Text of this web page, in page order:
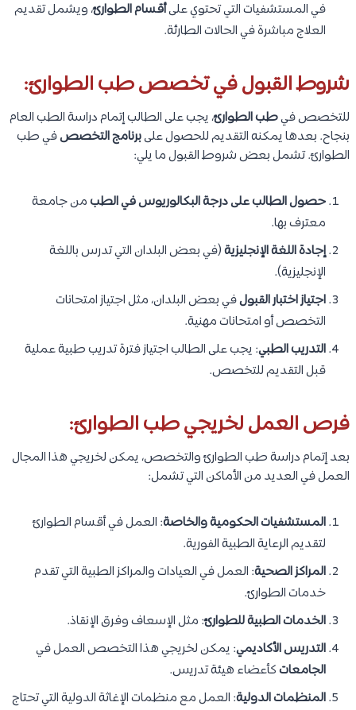
في المستشفيات التي تحتوي علىأقسام الطوارئ، ويشمل تقديم
العلاج مباشرة في الحالات الطارئة.
شروط القبول في تخصص طب الطوارئ:
للتخصص فيطب الطوارئ، يجب على الطالب إتمام دراسة الطب العام
بنجاح. بعدها يمكنه التقديم للحصول علىبرنامج التخصصفي طب
الطوارئ. تشمل بعض شروط القبول ما يلي:
حصول الطالب على درجة البكالوريوس في الطبمن جامعة
معترف بها.
إجادة اللغة الإنجليزية(في بعض البلدان التي تدرس باللغة
الإنجليزية).
اجتياز اختبار القبولفي بعض البلدان، مثل اجتياز امتحانات
التخصص أو امتحانات مهنية.
التدريب الطبي: يجب على الطالب اجتياز فترة تدريب طبية عملية
قبل التقديم للتخصص.
فرص العمل لخريجي طب الطوارئ:
بعد إتمام دراسة طب الطوارئ والتخصص، يمكن لخريجي هذا المجال
العمل في العديد من الأماكن التي تشمل:
المستشفيات الحكومية والخاصة: العمل في أقسام الطوارئ
لتقديم الرعاية الطبية الفورية.
المراكز الصحية: العمل في العيادات والمراكز الطبية التي تقدم
خدمات الطوارئ.
الخدمات الطبية للطوارئ: مثل الإسعاف وفرق الإنقاذ.
التدريس الأكاديمي: يمكن لخريجي هذا التخصص العمل في
الجامعاتكأعضاء هيئة تدريس.
المنظمات الدولية: العمل مع منظمات الإغاثة الدولية التي تحتاج